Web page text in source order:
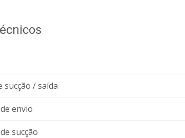
sucção / saída
envio
sucção